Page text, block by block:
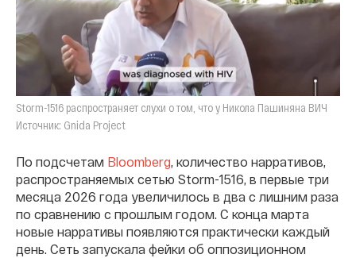
Storm-1516 распространяет слухи о том, что у Никола Пашиняна ВИЧ
Источник: Gnida Project
По подсчетам Bloomberg, количество нарративов,
распространяемых сетью Storm-1516, в первые три
месяца 2026 года увеличилось в два с лишним раза
по сравнению с прошлым годом. С конца марта
новые нарративы появляются практически каждый
день. Сеть запускала фейки об оппозиционном